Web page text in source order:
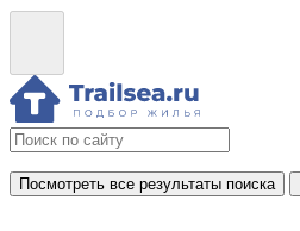
Посмотреть все результаты поиска